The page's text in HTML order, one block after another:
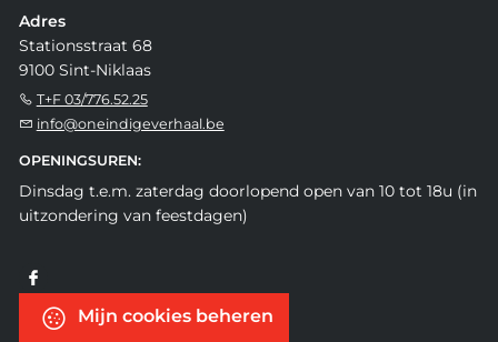
Adres
Stationsstraat 68
9100 Sint-Niklaas
T+F 03/776.52.25
info@oneindigeverhaal.be
OPENINGSUREN:
Dinsdag t.e.m. zaterdag doorlopend open van 10 tot 18u (in
uitzondering van feestdagen)
Mijn cookies beheren